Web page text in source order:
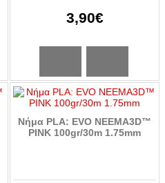
3,90€
Νήμα PLA: EVO NEEMA3D™
PINK 100gr/30m 1.75mm